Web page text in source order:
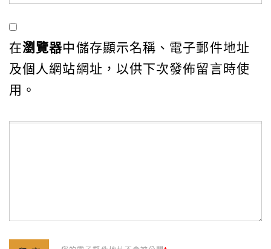
在瀏覽器中儲存顯示名稱、電子郵件地址
及個人網站網址，以供下次發佈留言時使
用。